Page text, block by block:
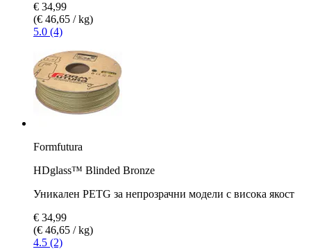
€ 34,99
(€ 46,65 / kg)
5.0 (4)
Formfutura
HDglass™ Blinded Bronze
Уникален PETG за непрозрачни модели с висока якост
€ 34,99
(€ 46,65 / kg)
4.5 (2)